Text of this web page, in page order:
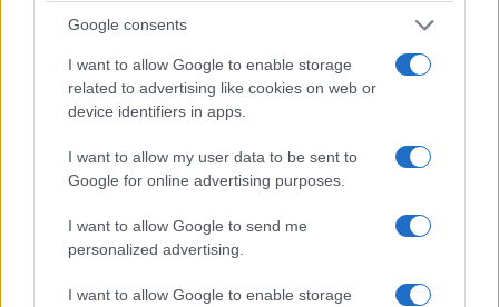
Google consents
I want to allow Google to enable storage
related to advertising like cookies on web or
device identifiers in apps.
I want to allow my user data to be sent to
Google for online advertising purposes.
I want to allow Google to send me
personalized advertising.
I want to allow Google to enable storage